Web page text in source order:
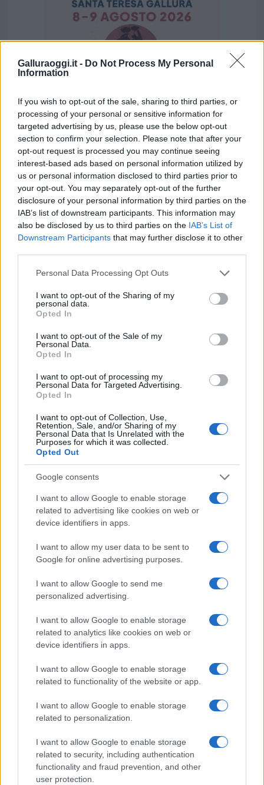
Galluraoggi.it - Do Not Process My Personal
Information
If you wish to opt-out of the sale, sharing to third parties, or
processing of your personal or sensitive information for
targeted advertising by us, please use the below opt-out
section to confirm your selection. Please note that after your
opt-out request is processed you may continue seeing
interest-based ads based on personal information utilized by
us or personal information disclosed to third parties prior to
your opt-out. You may separately opt-out of the further
disclosure of your personal information by third parties on the
IAB’s list of downstream participants. This information may
also be disclosed by us to third parties on the IAB’s List of
Downstream Participants that may further disclose it to other
Please note that this website/app uses one or more Google
not limited to your visit or usage behaviour. You may click to
grant or deny consent to Google and its third-party tags to
use your data for below specified purposes in below Google
consent section.
Personal Data Processing Opt Outs
I want to opt-out of the Sharing of my
personal data.
Opted In
I want to opt-out of the Sale of my
Personal Data.
Opted In
I want to opt-out of processing my
Personal Data for Targeted Advertising.
Opted In
I want to opt-out of Collection, Use,
Retention, Sale, and/or Sharing of my
Personal Data that Is Unrelated with the
Purposes for which it was collected.
Opted Out
Google consents
I want to allow Google to enable storage
related to advertising like cookies on web or
device identifiers in apps.
I want to allow my user data to be sent to
Google for online advertising purposes.
I want to allow Google to send me
personalized advertising.
I want to allow Google to enable storage
related to analytics like cookies on web or
device identifiers in apps.
I want to allow Google to enable storage
related to functionality of the website or app.
I want to allow Google to enable storage
related to personalization.
I want to allow Google to enable storage
related to security, including authentication
functionality and fraud prevention, and other
user protection.
Vuoi rimuovere le pubblicità nazionali?
Puoi abbonarti asoli € 1,10 al mese
cliccandoqui
Sei già abbonato?
Puoi effettuare l'accesso andando nella
cliccandoqui
TEMI:
Cala D'ambra Music Festival
Cala D'ambra San Teodoro
Inviaci le tue segnalazioni,
Su WhatsApp al numero +39
345 356 7512
Entra nel canale telegram di
GalluraOggi.it
Ricevi le nostre ultime news
daGoogle News
Condividi l'articolo
F
a
ce
b
o
T
w
it
te
r
Pi
n
te
re
st
W
h
at
s
A
S
h
re
Prossimo articolo